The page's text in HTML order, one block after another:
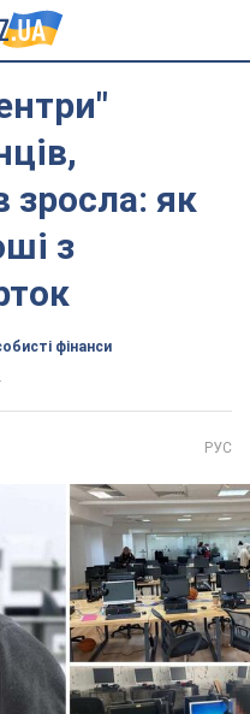
зросла: як
з
фінанси
РУС